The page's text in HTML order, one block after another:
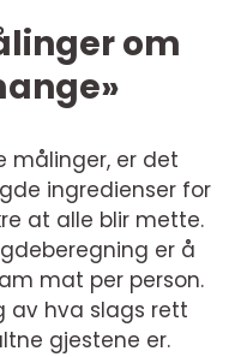
om
målinger, er det
ingredienser for
at alle blir mette.
er å
mat per person.
av hva slags rett
gjestene er.